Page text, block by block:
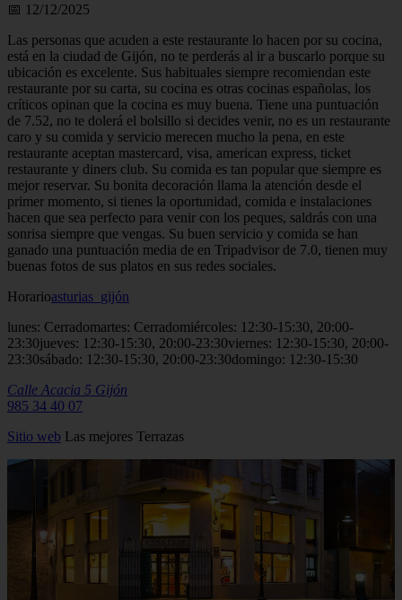
📅 12/12/2025
Las personas que acuden a este restaurante lo hacen por su cocina,
está en la ciudad de Gijón, no te perderás al ir a buscarlo porque su
ubicación es excelente. Sus habituales siempre recomiendan este
restaurante por su carta, su cocina es otras cocinas españolas, los
críticos opinan que la cocina es muy buena. Tiene una puntuación
de 7.52, no te dolerá el bolsillo si decides venir, no es un restaurante
caro y su comida y servicio merecen mucho la pena, en este
restaurante aceptan mastercard, visa, american express, ticket
restaurante y diners club. Su comida es tan popular que siempre es
mejor reservar. Su bonita decoración llama la atención desde el
primer momento, si tienes la oportunidad, comida e instalaciones
hacen que sea perfecto para venir con los peques, saldrás con una
sonrisa siempre que vengas. Su buen servicio y comida se han
ganado una puntuación media de en Tripadvisor de 7.0, tienen muy
buenas fotos de sus platos en sus redes sociales.
Horarioasturias_gijón
lunes: Cerradomartes: Cerradomiércoles: 12:30-15:30, 20:00-
23:30jueves: 12:30-15:30, 20:00-23:30viernes: 12:30-15:30, 20:00-
23:30sábado: 12:30-15:30, 20:00-23:30domingo: 12:30-15:30
Calle Acacia 5 Gijón
985 34 40 07
Sitio web Las mejores Terrazas